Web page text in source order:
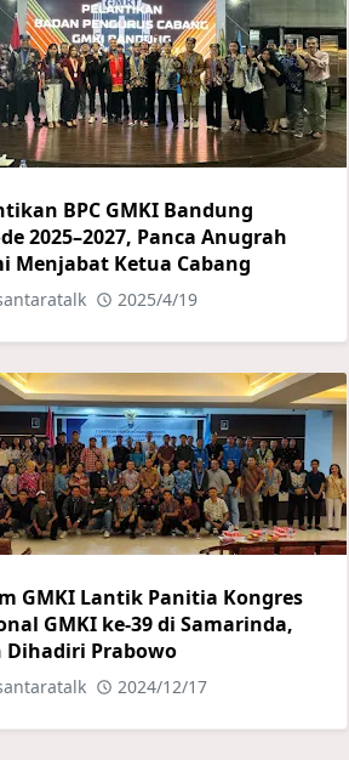
BPC GMKI Bandung
2025–2027, Panca Anugrah
Menjabat Ketua Cabang
2025/4/19
GMKI Lantik Panitia Kongres
GMKI ke-39 di Samarinda,
Dihadiri Prabowo
2024/12/17